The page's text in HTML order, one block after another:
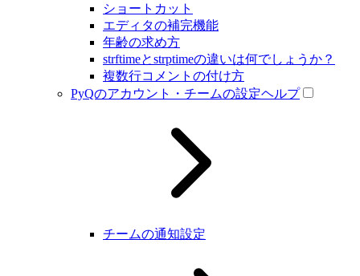
ショートカット
エディタの補完機能
年齢の求め方
strftimeとstrptimeの違いは何でしょうか？
複数行コメントの付け方
PyQのアカウント・チームの設定ヘルプ
チームの通知設定